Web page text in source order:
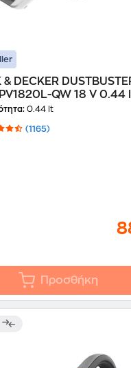
DECKER
QW 18 V 0.44
Χειρός
0.44 lt
(1165)
Προσθήκη